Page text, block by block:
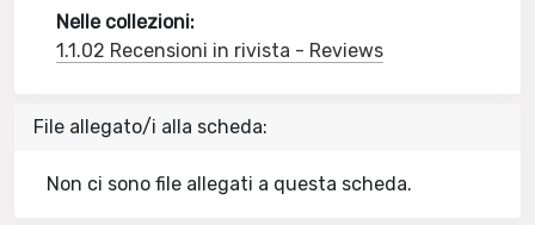
Nelle collezioni:
1.1.02 Recensioni in rivista - Reviews
File allegato/i alla scheda:
Non ci sono file allegati a questa scheda.